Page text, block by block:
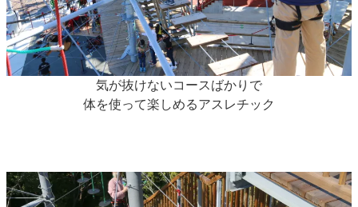
気が抜けないコースばかりで
体を使って楽しめるアスレチック